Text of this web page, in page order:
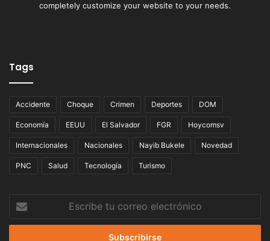
completely customize your website to your needs.
Tags
Accidente Choque Crimen Deportes DOM
Economía EEUU El Salvador FGR Hoycomsv
Internacionales Nacionales Nayib Bukele Novedad
PNC Salud Tecnología Turismo
correo